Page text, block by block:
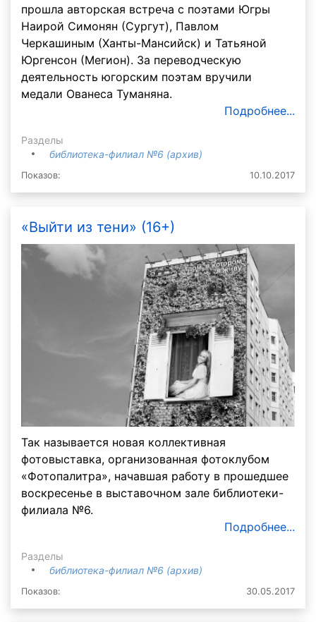
прошла авторская встреча с поэтами Югры
Наирой Симонян (Сургут), Павлом
Черкашиным (Ханты-Мансийск) и Татьяной
Юргенсон (Мегион). За переводческую
деятельность югорским поэтам вручили
медали Ованеса Туманяна.
Подробнее...
Разделы
библиотека-филиал №6 (архив)
Показов: 10.10.2017
«Выйти из тени» (16+)
Так называется новая коллективная
фотовыставка, организованная фотоклубом
«Фотопалитра», начавшая работу в прошедшее
воскресенье в выставочном зале библиотеки-
филиала №6.
Подробнее...
Разделы
библиотека-филиал №6 (архив)
Показов: 30.05.2017